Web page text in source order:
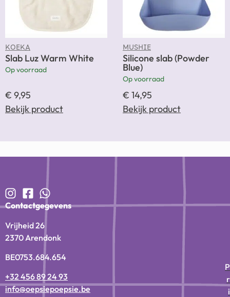
KOEKA
Slab Luz Warm White
Op voorraad
€ 9,95
Bekijk product
MUSHIE
Silicone slab (Powder
Blue)
Op voorraad
€ 14,95
Bekijk product
Contactgegevens
Vrijheid 26
2370 Arendonk
BE0753.684.654
+32 456 89 24 93
info@oepsiepoepsie.be
P
r
i